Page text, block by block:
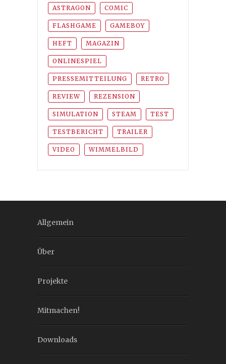
ASTRAGON COMIC
FLASHGAME GAMEBOY
HEFT MAGAZIN
ONLINESPIEL
PRESSEMITTEILUNG RETRO
REVIEW REZENSION
SIMULATION STEAM TEST
TESTBERICHT TRAILER
VIDEO WIMMELBILD
Allgemein
Über
Projekte
Mitmachen!
Downloads